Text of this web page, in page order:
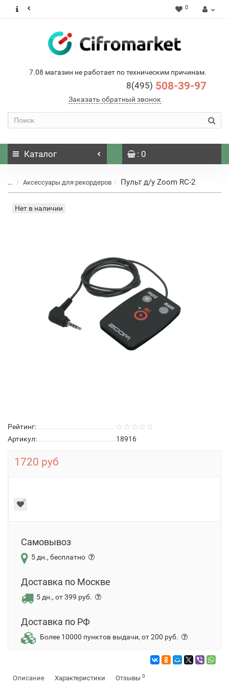
0
7.08 магазин не работает по техническим причинам.
8(495) 508-39-97
Заказать обратный звонок
Каталог : 0
... Аксессуары для рекордеров Пульт д/у Zoom RC-2
Нет в наличии
Рейтинг:
Артикул:
18916
1720 руб
Самовывоз
5 дн., бесплатно
Доставка по Москве
5 дн., от 399 руб.
Доставка по РФ
Более 10000 пунктов выдачи, от 200 руб.
Описание Характеристики Отзывы 0